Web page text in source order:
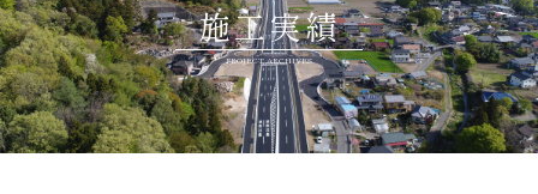
施工実績
PROJECT ARCHIVES